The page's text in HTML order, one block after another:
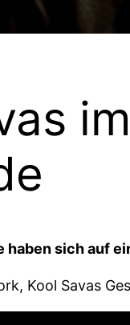
haben sich auf
Kool Savas